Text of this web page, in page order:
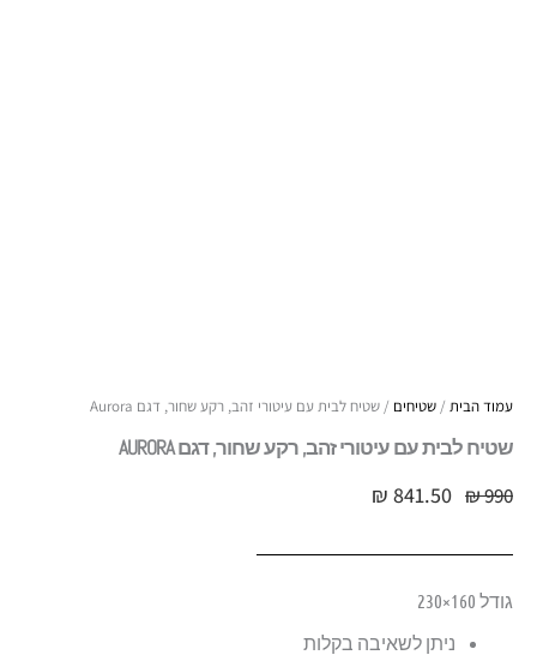
עמוד הבית / שטיחים / שטיח לבית עם עיטורי זהב, רקע שחור, דגם Aurora
שטיח לבית עם עיטורי זהב, רקע שחור, דגם AURORA
₪990
₪ 841.50
גודל 160×230
ניתן לשאיבה בקלות